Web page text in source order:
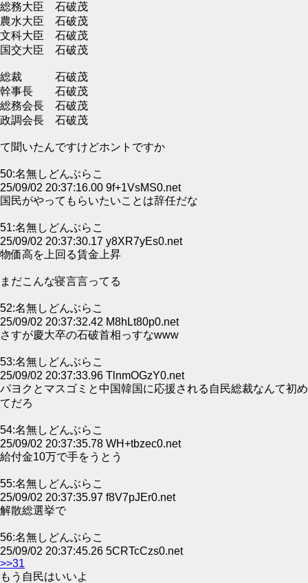
総務大臣 石破茂
農水大臣 石破茂
文科大臣 石破茂
国交大臣 石破茂
総裁 石破茂
幹事長 石破茂
総務会長 石破茂
政調会長 石破茂
て聞いたんですけどホントですか
50:名無しどんぶらこ
25/09/02 20:37:16.00 9f+1VsMS0.net
国民がやってもらいたいことは辞任だな
51:名無しどんぶらこ
25/09/02 20:37:30.17 y8XR7yEs0.net
物価高を上回る賃金上昇
まだこんな寝言言ってる
52:名無しどんぶらこ
25/09/02 20:37:32.42 M8hLt80p0.net
さすが慶大卒の石破首相っすなwww
53:名無しどんぶらこ
25/09/02 20:37:33.96 TlnmOGzY0.net
パヨクとマスゴミと中国韓国に応援される自民総裁なんて初め
てだろ
54:名無しどんぶらこ
25/09/02 20:37:35.78 WH+tbzec0.net
給付金10万で手をうとう
55:名無しどんぶらこ
25/09/02 20:37:35.97 f8V7pJEr0.net
解散総選挙で
56:名無しどんぶらこ
25/09/02 20:37:45.26 5CRTcCzs0.net
>>31
もう自民はいいよ